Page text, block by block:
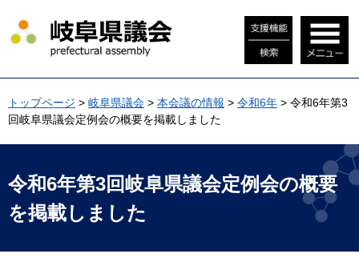
ジ
先
で
す
。
ュ
を
ば
し
て
トップページ > 岐阜県議会 > 本会議の情報 > 令和6年 > 令和6年第3
回岐阜県議会定例会の概要を掲載しました
令和6年第3回岐阜県議会定例会の概要
を掲載しました